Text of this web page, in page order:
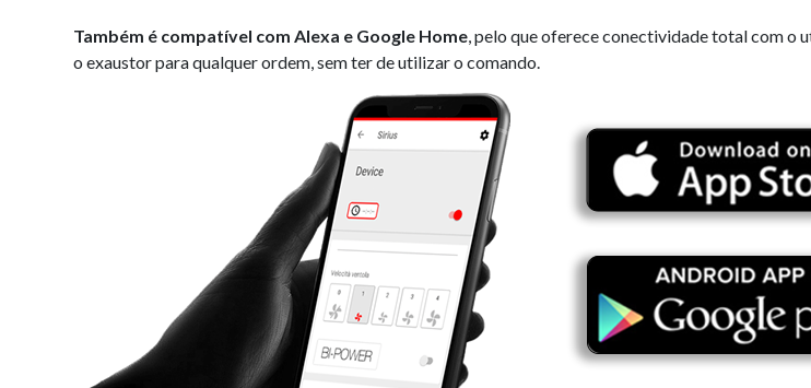
Também é compatível com Alexa e Google Home, pelo que oferece conectividade total com o
o exaustor para qualquer ordem, sem ter de utilizar o comando.